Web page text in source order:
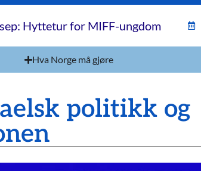
Hyttetur for MIFF-ungdom
Hva Norge må gjøre
politikk og